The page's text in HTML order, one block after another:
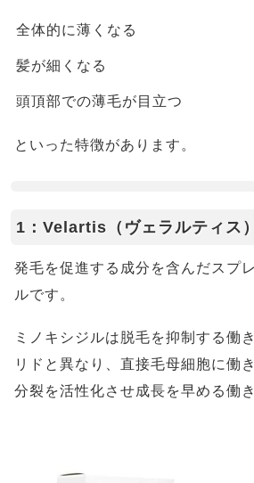
全体的に薄くなる
髪が細くなる
頭頂部での薄毛が目立つ
といった特徴があります。
1：Velartis（ヴェラルティス）
発毛を促進する成分を含んだスプ
ルです。
ミノキシジルは脱毛を抑制する働
リドと異なり、直接毛母細胞に働
分裂を活性化させ成長を早める働